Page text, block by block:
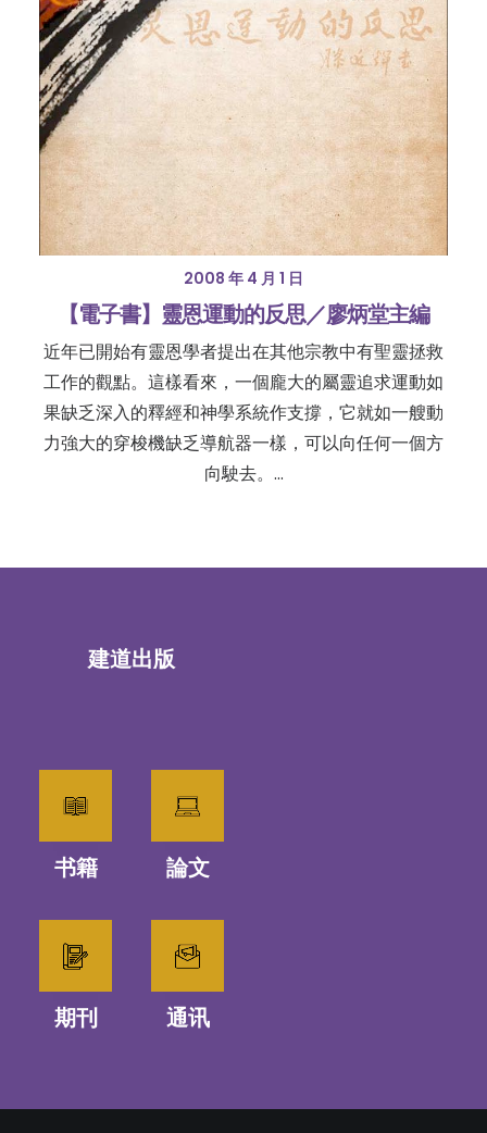
2008 年 4 月 1 日
【電子書】靈恩運動的反思／廖炳堂主編
近年已開始有靈恩學者提出在其他宗教中有聖靈拯救
工作的觀點。這樣看來，一個龐大的屬靈追求運動如
果缺乏深入的釋經和神學系統作支撐，它就如一艘動
力強大的穿梭機缺乏導航器一樣，可以向任何一個方
向駛去。…
建道出版
书籍 論文
期刊 通讯